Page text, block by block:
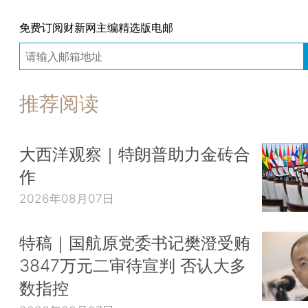
免费订阅财新网主编精选版电邮
推荐阅读
大西洋观察｜特朗普助力金砖合
作
2026年08月07日
特稿｜国航原党委书记樊澄受贿
3847万元二审待宣判 否认大多
数指控